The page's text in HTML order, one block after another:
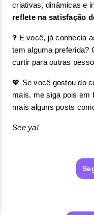
criativas, dinâmicas e
reflete na satisfação
❓ E você, já conhecia
tem alguma preferida?
curtir para outras
💖 Se você gostou do
mais, me siga pois em
mais alguns posts
See ya!